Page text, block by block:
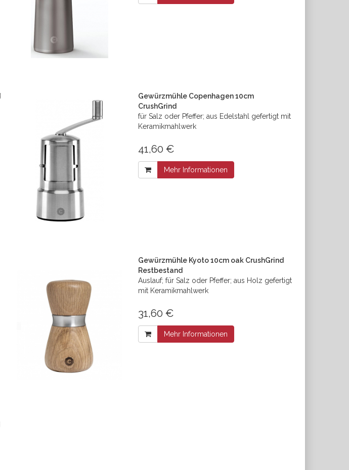
Gewürzmühle Copenhagen 10cm
CrushGrind
für Salz oder Pfeffer; aus Edelstahl gefertigt mit
Keramikmahlwerk
41,60 €
Mehr Informationen
Gewürzmühle Kyoto 10cm oak CrushGrind
Restbestand
Auslauf; für Salz oder Pfeffer; aus Holz gefertigt
mit Keramikmahlwerk
31,60 €
Mehr Informationen